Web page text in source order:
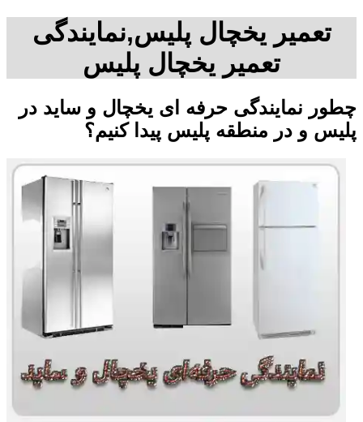
تعمیر یخچال پلیس,نمایندگی
تعمیر یخچال پلیس
چطور نمایندگی حرفه ای یخچال و ساید در
پلیس و در منطقه پلیس پیدا کنیم؟